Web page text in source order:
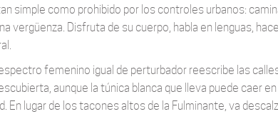
simple como prohibido por los controles urbanos:
vergüenza. Disfruta de su cuerpo, habla en lenguas,
femenino igual de perturbador reescribe las
aunque la túnica blanca que lleva puede caer
En lugar de los tacones altos de la Fulminante, va